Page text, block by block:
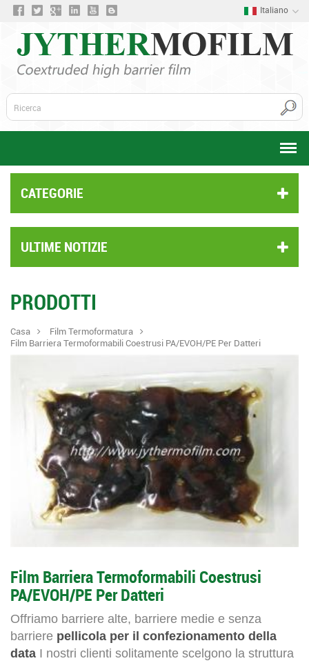
Italiano
CATEGORIE
ULTIME NOTIZIE
PRODOTTI
Casa
Film Termoformatura
Film Barriera Termoformabili Coestrusi PA/EVOH/PE Per Datteri
Film Barriera Termoformabili Coestrusi
PA/EVOH/PE Per Datteri
Offriamo barriere alte, barriere medie e senza
barriere pellicola per il confezionamento della
data I nostri clienti solitamente scelgono la struttura